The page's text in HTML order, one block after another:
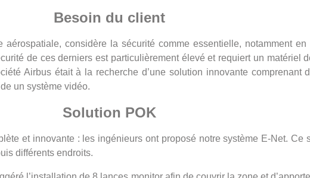
Besoin du client
aérospatiale, considère la sécurité comme essentielle, notamment
de ces derniers est particulièrement élevé et requiert un matériel
Airbus était à la recherche d’une solution innovante comprenant
un système vidéo.
Solution POK
et innovante : les ingénieurs ont proposé notre système E-Net. Ce
différents endroits.